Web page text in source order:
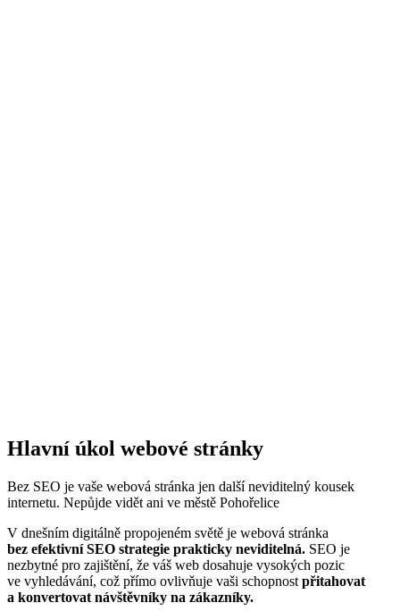
Hlavní úkol webové stránky​
Bez SEO je vaše webová stránka jen další neviditelný kousek
internetu. Nepůjde vidět ani ve městě Pohořelice
V dnešním digitálně propojeném světě je webová stránka
bez efektivní SEO strategie prakticky neviditelná. SEO je
nezbytné pro zajištění, že váš web dosahuje vysokých pozic
ve vyhledávání, což přímo ovlivňuje vaši schopnost přitahovat
a konvertovat návštěvníky na zákazníky.